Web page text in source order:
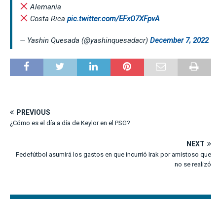
Alemania
Costa Ricapic.twitter.com/EFxO7XFpvA
— Yashin Quesada (@yashinquesadacr) December 7, 2022
PREVIOUS
¿Cómo es el día a día de Keylor en el PSG?
NEXT
Fedefútbol asumirá los gastos en que incurrió Irak por amistoso que
no se realizó